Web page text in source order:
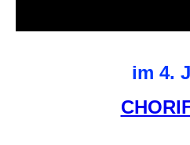
im 4.